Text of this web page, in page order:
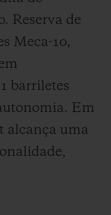
Reserva de
Meca-10,
barriletes
Em
alcança uma